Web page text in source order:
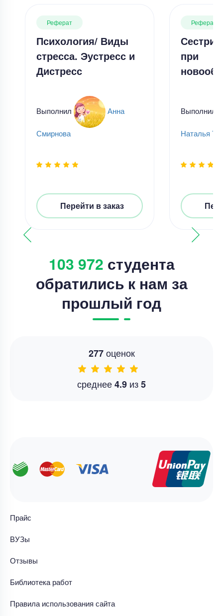
Реферат
Психология/ Виды
стресса. Эустресс и
Дистресс
Выполнил Анна
Смирнова
Перейти в заказ
Реферат
при
Выполнил
Наталья
103 972 студента
обратились к нам за
прошлый год
277оценок
среднее4.9 из5
Прайс
ВУЗы
Отзывы
Библиотека работ
Правила использования сайта